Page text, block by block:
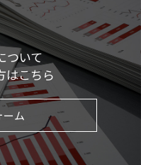
ついて
はこちら
ーム